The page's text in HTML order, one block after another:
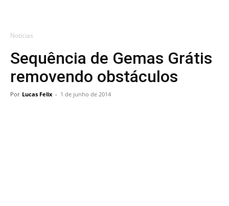
Notícias
Sequência de Gemas Grátis
removendo obstáculos
Por Lucas Felix - 1 de junho de 2014